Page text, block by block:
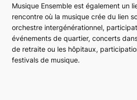
Musique Ensemble est également un
rencontre où la musique crée du lien
orchestre intergénérationnel,
événements de quartier, concerts
de retraite ou les hôpitaux,
festivals de musique.